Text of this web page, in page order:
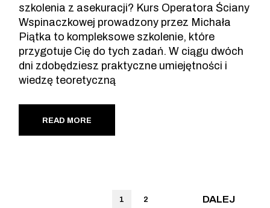
szkolenia z asekuracji? Kurs Operatora Ściany
Wspinaczkowej prowadzony przez Michała
Piątka to kompleksowe szkolenie, które
przygotuje Cię do tych zadań. W ciągu dwóch
dni zdobędziesz praktyczne umiejętności i
wiedzę teoretyczną
READ MORE
1 2 DALEJ